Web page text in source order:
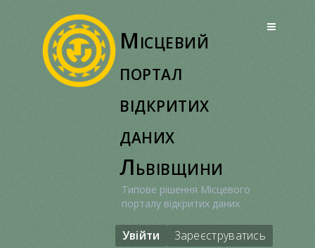
Місцевий
портал
відкритих
даних
Львівщини
Типове рішення Місцевого
порталу відкритих даних
Увійти Зареєструватись